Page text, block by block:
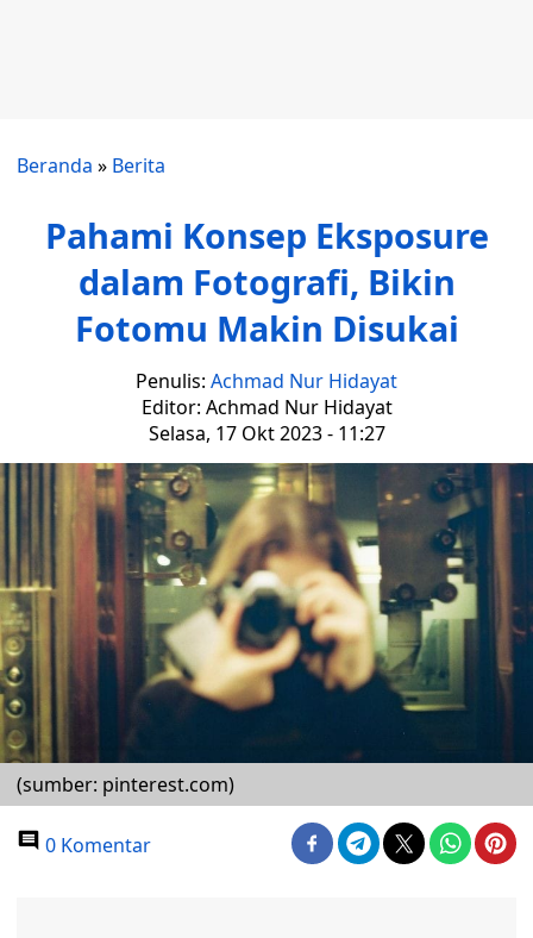
Beranda » Berita
Pahami Konsep Eksposure
dalam Fotografi, Bikin
Fotomu Makin Disukai
Penulis: Achmad Nur Hidayat
Editor: Achmad Nur Hidayat
Selasa, 17 Okt 2023 - 11:27
(sumber: pinterest.com)
0 Komentar